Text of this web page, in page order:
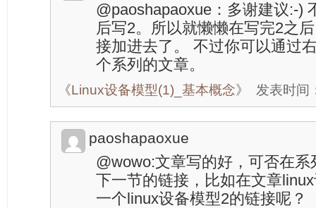
@paoshapaoxue：多谢建议:-)
后写2。所以就懒懒在写完2之
接加进去了。 不过你可以通过
个系列的文章。
《Linux设备模型(1)_基本概念》 发表时间
paoshapaoxue
@wowo:文章写的好，可否在
下一节的链接，比如在文章
一个linux设备模型2的链接呢？